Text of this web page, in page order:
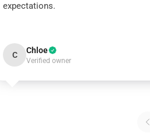
expectations.
C Chloe
Verified owner